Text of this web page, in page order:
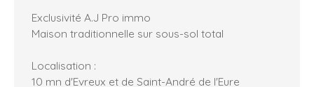
Exclusivité A.J Pro immo
Maison traditionnelle sur sous-sol total
Localisation :
10 mn d'Evreux et de Saint-André de l'Eure